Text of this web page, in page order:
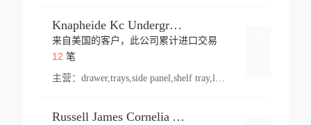
Knapheide Kc Underground
来自美国的客户，此公司累计进口交易
12 笔
主营：
Russell James Cornelia Arlington Va